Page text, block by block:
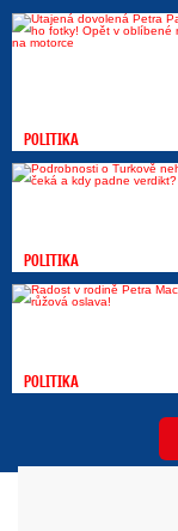
POLITIKA
POLITIKA
POLITIKA